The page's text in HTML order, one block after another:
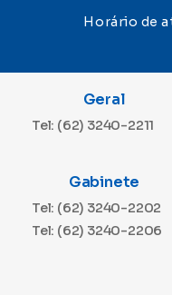
Horário de
Geral
Tel: (62) 3240-2211
Gabinete
Tel: (62) 3240-2202
Tel: (62) 3240-2206